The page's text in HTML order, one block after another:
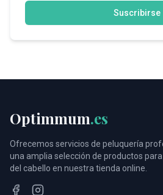
Suscribirse
Optimmum.es
Ofrecemos servicios de peluquería
una amplia selección de productos
del cabello en nuestra tienda online.